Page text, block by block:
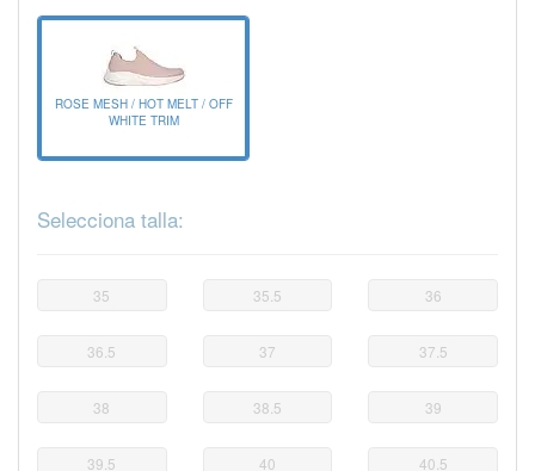
ROSE MESH / HOT MELT / OFF
WHITE TRIM
Selecciona talla:
35 35.5 36
36.5 37 37.5
38 38.5 39
39.5 40 40.5